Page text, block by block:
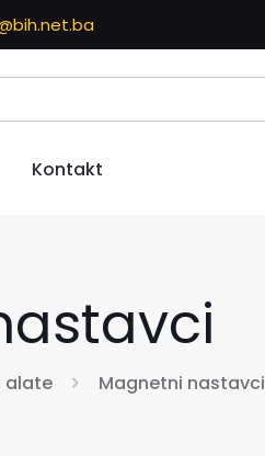
Kontakt
alate Magnetni nastavci